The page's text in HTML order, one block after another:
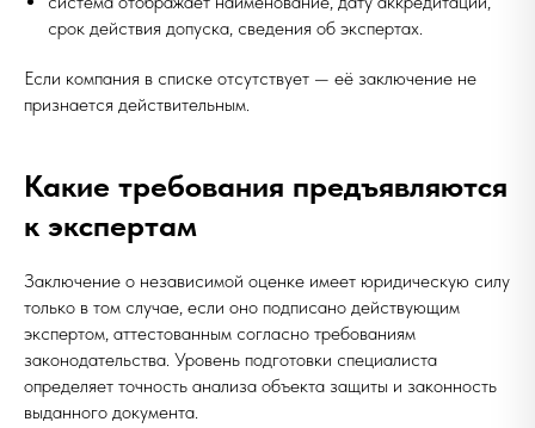
срок действия допуска, сведения об экспертах.
Если компания в списке отсутствует — её заключение не
признается действительным.
Какие требования предъявляются
к экспертам
Заключение о независимой оценке имеет юридическую силу
только в том случае, если оно подписано действующим
экспертом, аттестованным согласно требованиям
законодательства. Уровень подготовки специалиста
определяет точность анализа объекта защиты и законность
выданного документа.